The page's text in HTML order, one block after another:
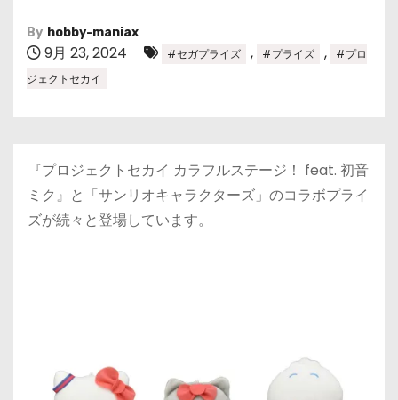
By hobby-maniax
9月 23, 2024 #セガプライズ , #プライズ ,
#プロ
ジェクトセカイ
『プロジェクトセカイ カラフルステージ！ feat. 初音
ミク』と「サンリオキャラクターズ」のコラボプライ
ズが続々と登場しています。